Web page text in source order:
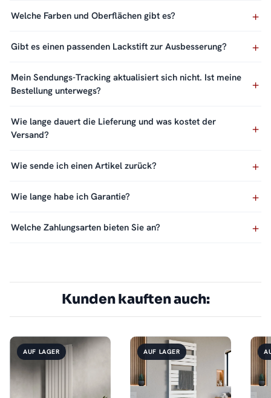
Welche Farben und Oberflächen gibt es?
Gibt es einen passenden Lackstift zur Ausbesserung?
Mein Sendungs-Tracking aktualisiert sich nicht. Ist meine
Bestellung unterwegs?
Wie lange dauert die Lieferung und was kostet der
Versand?
Wie sende ich einen Artikel zurück?
Wie lange habe ich Garantie?
Welche Zahlungsarten bieten Sie an?
Kunden kauften auch:
AUF LAGER AUF LAGER